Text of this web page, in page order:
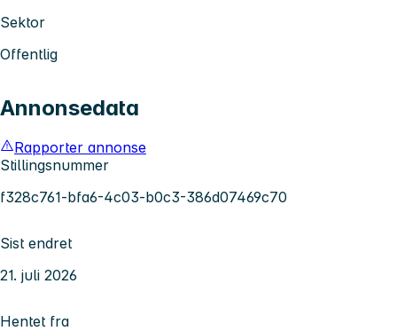
Sektor
Offentlig
Annonsedata
Rapporter annonse
Stillingsnummer
f328c761-bfa6-4c03-b0c3-386d07469c70
Sist endret
21. juli 2026
Hentet fra